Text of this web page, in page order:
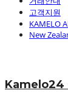
고객지원
KAMELO
New
Kamelo24